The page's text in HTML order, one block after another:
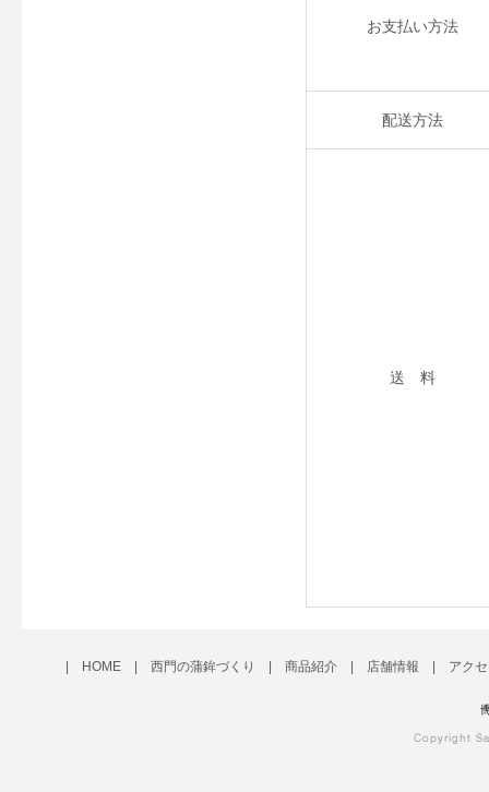
お支払い方法
配送方法
送 料
HOME 西門の蒲鉾づくり 商品紹介 店舗情報 アク